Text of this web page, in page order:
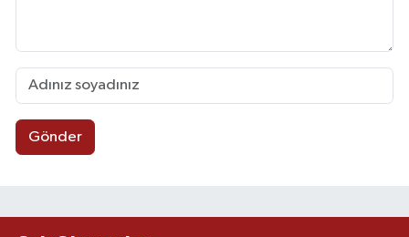
Gönder